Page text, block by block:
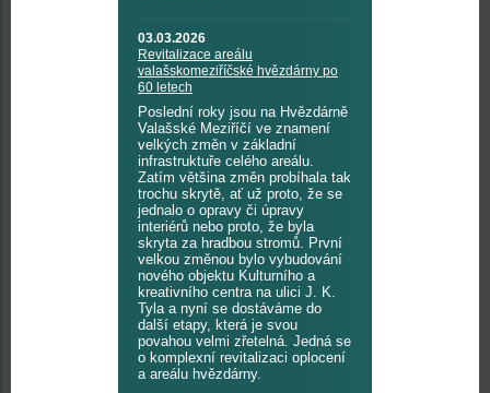
03.03.2026
Revitalizace areálu
valašskomeziříčské hvězdárny po
60 letech
Poslední roky jsou na Hvězdárně
Valašské Meziříčí ve znamení
velkých změn v základní
infrastruktuře celého areálu.
Zatím většina změn probíhala tak
trochu skrytě, ať už proto, že se
jednalo o opravy či úpravy
interiérů nebo proto, že byla
skryta za hradbou stromů. První
velkou změnou bylo vybudování
nového objektu Kulturního a
kreativního centra na ulici J. K.
Tyla a nyní se dostáváme do
další etapy, která je svou
povahou velmi zřetelná. Jedná se
o komplexní revitalizaci oplocení
a areálu hvězdárny.